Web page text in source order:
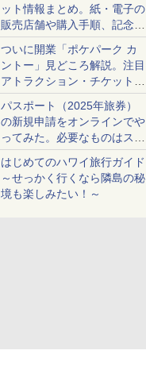
ット情報まとめ。紙・電子の
販売店舗や購入手順、記念チ
ケットも解説
ついに開業「ポケパーク カ
ントー」見どころ解説。注目
アトラクション・チケット手
配・来場前に必要な準備は？
パスポート（2025年旅券）
の新規申請をオンラインでや
ってみた。必要なものはスマ
ホとマイナカードのみ
はじめてのハワイ旅行ガイド
～せっかく行くなら隣島の秘
境も楽しみたい！～